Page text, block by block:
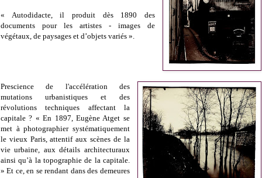
« Autodidacte, il produit dès 1890 des
documents pour les artistes - images de
végétaux, de paysages et d’objets variés ».
Prescience de l'accélération des
mutations urbanistiques et des
révolutions techniques affectant la
capitale ? « En 1897, Eugène Atget se
met à photographier systématiquement
le vieux Paris, attentif aux scènes de la
vie urbaine, aux détails architecturaux
ainsi qu’à la topographie de la capitale.
» Et ce, en se rendant dans des demeures